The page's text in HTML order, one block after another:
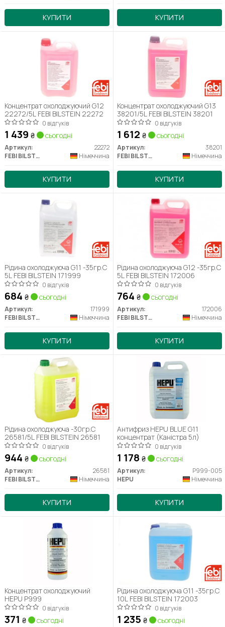
КУПИТИ КУПИТИ
Концентрат охолоджуючий G12
22272/5L FEBI BILSTEIN 22272
0 відгуків
1 439 ₴ сьогодні
Артикул:
22272
FEBI BILSTEIN
Німеччина
КУПИТИ
Концентрат охолоджуючий G13
38201/5L FEBI BILSTEIN 38201
0 відгуків
1 612 ₴ сьогодні
Артикул:
38201
FEBI BILSTEIN
Німеччина
КУПИТИ
Рідина охолоджуюча G11 -35гр.С
5L FEBI BILSTEIN 171999
0 відгуків
684 ₴ сьогодні
Артикул:
171999
FEBI BILSTEIN
Німеччина
КУПИТИ
Рідина охолоджуюча G12 -35гр.С
5L FEBI BILSTEIN 172006
0 відгуків
764 ₴ сьогодні
Артикул:
172006
FEBI BILSTEIN
Німеччина
КУПИТИ
Рідина охолоджуюча -30гр.С
26581/5L FEBI BILSTEIN 26581
0 відгуків
944 ₴ сьогодні
Артикул:
26581
FEBI BILSTEIN
Німеччина
КУПИТИ
Антифриз HEPU BLUE G11
концентрат (Каністра 5л)
0 відгуків
1 178 ₴ сьогодні
Артикул:
P999-005
HEPU
Німеччина
КУПИТИ
Концентрат охолоджуючий
HEPU P999
0 відгуків
371 ₴ сьогодні
Рідина охолоджуюча G11 -35гр.С
10L FEBI BILSTEIN 172003
0 відгуків
1 235 ₴ сьогодні